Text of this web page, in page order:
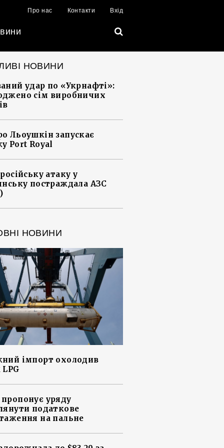
Про нас Контакти Вхід
НОВИНИ
удар по «Укрнафті»:
сім виробничих
Льоушкін запускає
Port Royal
атаку у
постраждала АЗС
НОВИНИ
імпорт охолодив
уряду
податкове
на пальне